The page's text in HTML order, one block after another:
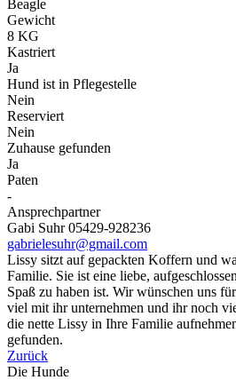
Beagle
Gewicht
8 KG
Kastriert
Ja
Hund ist in Pflegestelle
Nein
Reserviert
Nein
Zuhause gefunden
Ja
Paten
-
Ansprechpartner
Gabi Suhr 05429-928236
gabrielesuhr@gmail.com
Lissy sitzt auf gepackten Koffern und
Familie. Sie ist eine liebe,
Spaß zu haben ist. Wir wünschen uns
viel mit ihr unternehmen und ihr noch
die nette Lissy in Ihre Familie
gefunden.
Zurück
Die Hunde